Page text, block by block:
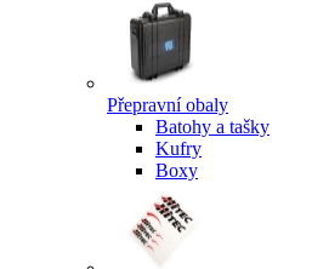
Přepravní obaly
Batohy a tašky
Kufry
Boxy